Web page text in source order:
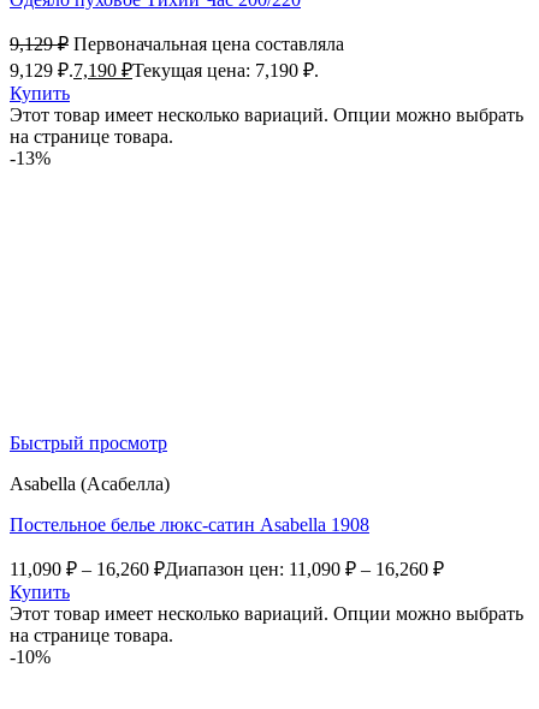
9,129₽ Первоначальная цена составляла
9,129 ₽.7,190 ₽Текущая цена: 7,190 ₽.
Купить
Этот товар имеет несколько вариаций. Опции можно выбрать
на странице товара.
-13%
Быстрый просмотр
Asabella (Асабелла)
Постельное белье люкс-сатин Asabella 1908
11,090 ₽ – 16,260 ₽Диапазон цен: 11,090 ₽ – 16,260 ₽
Купить
Этот товар имеет несколько вариаций. Опции можно выбрать
на странице товара.
-10%